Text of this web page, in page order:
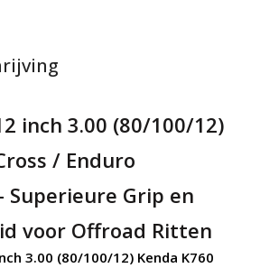
inch 3.00 (80/100/12)
/ Enduro
Superieure Grip en
voor Offroad Ritten
3.00 (80/100/12) Kenda K760